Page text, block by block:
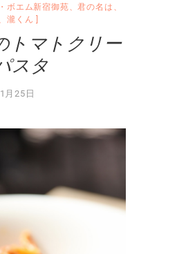
ボエム新宿御苑、君の名は 、
瀧くん
トマトクリー
スタ
月25日